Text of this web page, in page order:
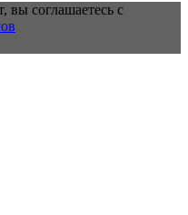
вы соглашаетесь с